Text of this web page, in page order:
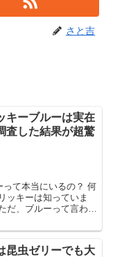
さと吉
キーブルーは実在
査した結果が超驚
て本当にいるの？ 何
ッキーは知っていま
、ブルーって言われ
昆虫ゼリーでも大